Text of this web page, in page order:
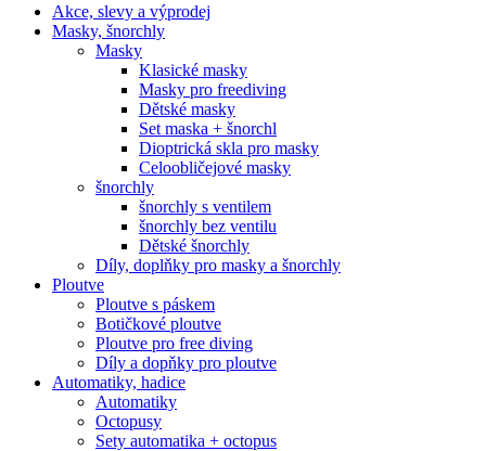
Akce, slevy a výprodej
Masky, šnorchly
Masky
Klasické masky
Masky pro freediving
Dětské masky
Set maska + šnorchl
Dioptrická skla pro masky
Celoobličejové masky
šnorchly
šnorchly s ventilem
šnorchly bez ventilu
Dětské šnorchly
Díly, doplňky pro masky a šnorchly
Ploutve
Ploutve s páskem
Botičkové ploutve
Ploutve pro free diving
Díly a dopňky pro ploutve
Automatiky, hadice
Automatiky
Octopusy
Sety automatika + octopus